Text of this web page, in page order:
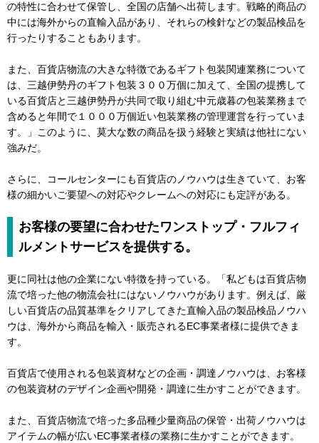
の特性に合わせて保管し、全国の店舗へ出荷します。戦略的商品の
中には海外からの直輸入品があり、それらの検針などの製品検品を
行ったりすることもあります。
また、百貨店物流の大きな特徴であるギフト包装関連業務について
は、三越伊勢丹のギフト包装３００万個に加えて、全国の提携して
いる百貨店と三越伊勢丹が共同で取り組む中元歳暮の包装業務まで
含めると年間で１０００万個近い包装業務の管理運営を行っていま
す。」このように、莫大な数の商品を扱う経験と実績は他社にない
強みだ。
さらに、コールセンターにも百貨店のノウハウは生きていて、お客
様の細かいご要望への対応やクレームへの対応にも定評がある。
お客様の要望に合わせたワンストップ・フルフィ
ルメントサービスを提供する。
更に同社は他の企業にない特徴を持っている。「私どもは百貨店物
流で培った他の物流会社にはないノウハウがあります。例えば、厳
しい百貨店の品質基準をクリアしてきた直輸入品の製品検品ノウハ
ウは、海外から商品を輸入・販売されるEC事業者様に提供できま
す。
百貨店で使用される包装資材などの企画・調達ノウハウは、お客様
の包装資材のデザイン企画や開発・調達に生かすことができます。
また、百貨店物流で培った多品種少量商品の保管・出荷ノウハウは
アイテムの幅が広いEC事業者様の業務に生かすことができます。